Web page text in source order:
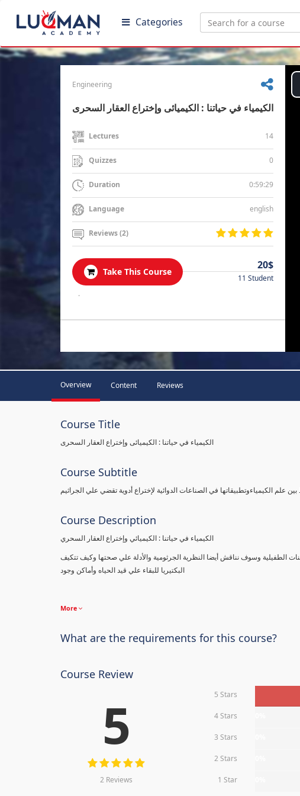
Categories
Engineering
الكيمياء في حياتنا : الكيميائى وإختراع العقار السحرى
Lectures 14
Quizzes 0
Duration 0:59:29
Language english
Reviews (2)
Take This Course
20$
11 Student
.
Overview Content Reviews
Course Title
الكيمياء في حياتنا : الكيميائى وإختراع العقار السحرى
Course Subtitle
علم الكيمياءوتطبيقاتها في الصناعات الدوائية لإختراع أدوية تقضي علي الجراثيم
Course Description
الكيمياء في حياتنا : الكيميائي وإختراع العقار السحري
الطفيلية وسوف نناقش أيضا النظرية الجرثومية والأدلة علي صحتها وكيف تتكيف
البكتيريا للبقاء علي قيد الحياه وأماكن وجود
More
What are the requirements for this course?
Course Review
5
2 Reviews
5 Stars
4 Stars
3 Stars
2 Stars
1 Star